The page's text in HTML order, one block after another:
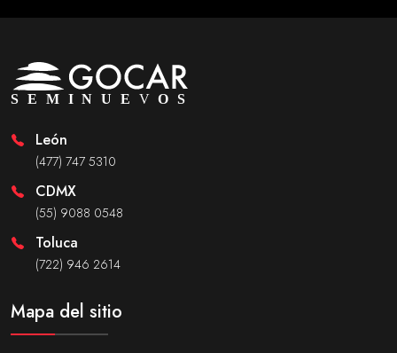
León
(477) 747 5310
CDMX
(55) 9088 0548
Toluca
(722) 946 2614
Mapa del sitio